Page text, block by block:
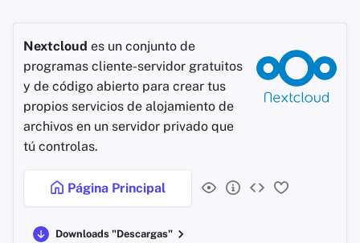
Nextcloud es un conjunto de
programas cliente-servidor gratuitos
y de código abierto para crear tus
propios servicios de alojamiento de
archivos en un servidor privado que
tú controlas.
Página Principal
Downloads "Descargas"